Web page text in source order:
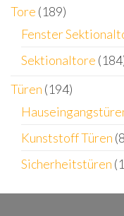
Tore (189)
Fenster
Sektionaltore
Türen (194)
Kunststoff Türen
Sicherheitstüren